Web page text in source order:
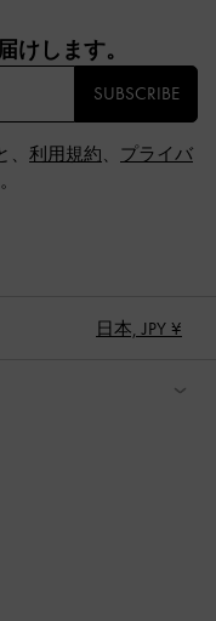
けします。​
SUBSCRIBE
利用規約、 プライバ
日本, JPY ¥